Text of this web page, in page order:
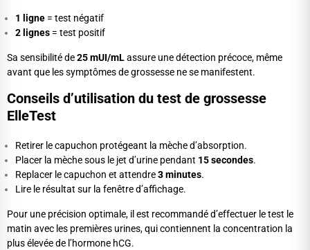
1 ligne = test négatif
2 lignes = test positif
Sa sensibilité de25 mUI/mLassure une détection précoce, même
avant que les symptômes de grossesse ne se manifestent.
Conseils d’utilisation du test de grossesse
ElleTest
Retirer le capuchon protégeant la mèche d’absorption.
Placer la mèche sous le jet d’urine pendant 15 secondes.
Replacer le capuchon et attendre3 minutes.
Lire le résultat sur la fenêtre d’affichage.
Pour une précision optimale, il est recommandé d’effectuer le test le
matin avec les premières urines, qui contiennent la concentration la
plus élevée de l’hormone hCG.